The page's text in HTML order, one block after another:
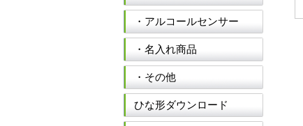
・アルコールセンサー
・名入れ商品
・その他
ひな形ダウンロード